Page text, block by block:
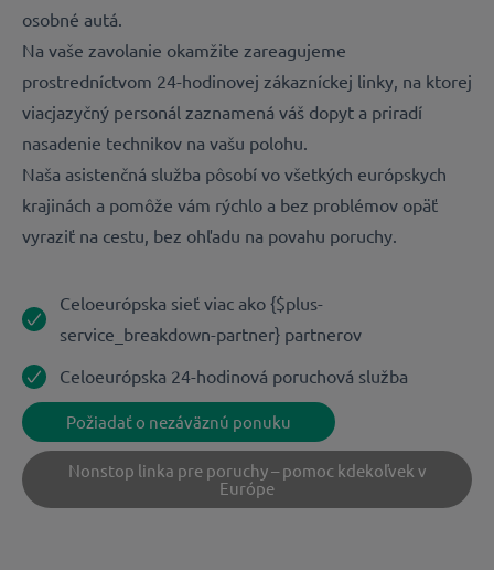
osobné autá.
Na vaše zavolanie okamžite zareagujeme
prostredníctvom 24-hodinovej zákazníckej linky, na ktorej
viacjazyčný personál zaznamená váš dopyt a priradí
nasadenie technikov na vašu polohu.
Naša asistenčná služba pôsobí vo všetkých európskych
krajinách a pomôže vám rýchlo a bez problémov opäť
vyraziť na cestu, bez ohľadu na povahu poruchy.
Celoeurópska sieť viac ako {$plus-
service_breakdown-partner} partnerov
Celoeurópska 24-hodinová poruchová služba
Požiadať o nezáväznú ponuku
Nonstop linka pre poruchy – pomoc kdekoľvek v
Európe